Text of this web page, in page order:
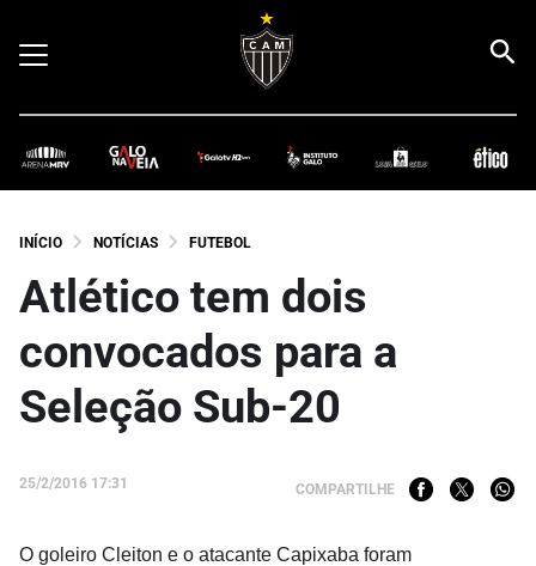
INÍCIO NOTÍCIAS FUTEBOL
Atlético tem dois
convocados para a
Seleção Sub-20
25/2/2016 17:31 COMPARTILHE
O goleiro Cleiton e o atacante Capixaba foram